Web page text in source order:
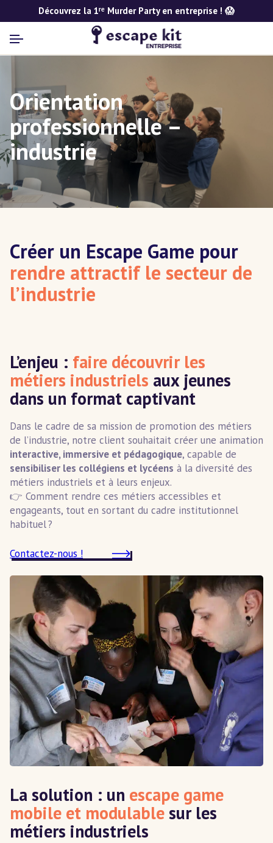
Découvrez la 1ʳᵉ Murder Party en entreprise ! 😱
Orientation
professionnelle –
industrie
Créer un Escape Game pour
rendre attractif le secteur de
l’industrie
L’enjeu : faire découvrir les
métiers industriels aux jeunes
dans un format captivant
Dans le cadre de sa mission de promotion des métiers
de l’industrie, notre client souhaitait créer une animation
interactive, immersive et pédagogique, capable de
sensibiliser les collégiens et lycéens à la diversité des
métiers industriels et à leurs enjeux.
👉 Comment rendre ces métiers accessibles et
engageants, tout en sortant du cadre institutionnel
habituel ?
Contactez-nous !
La solution : un escape game
mobile et modulablesur les
métiers industriels